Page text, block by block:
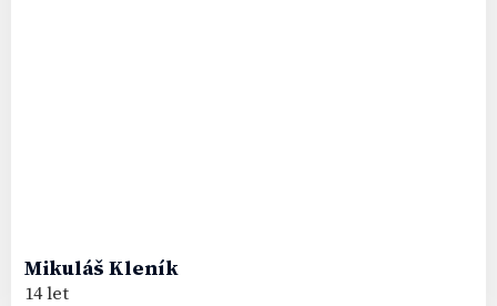
Mikuláš Kleník
14 let